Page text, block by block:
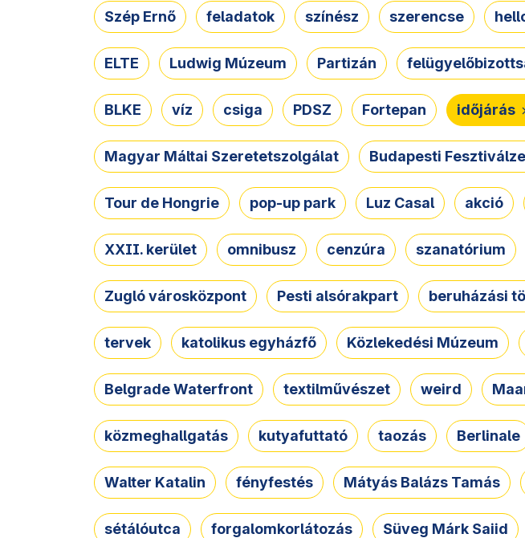
Szép Ernő feladatok színész szerencse
ELTE Ludwig Múzeum Partizán
BLKE víz csiga PDSZ Fortepan időjárás
Magyar Máltai Szeretetszolgálat Budapesti
Tour de Hongrie pop-up park Luz Casal akció
XXII. kerület omnibusz cenzúra szanatórium
Zugló városközpont Pesti alsórakpart beruházási
tervek katolikus egyházfő Közlekedési Múzeum
Belgrade Waterfront textilművészet weird
közmeghallgatás kutyafuttató taozás Berlinale
Walter Katalin fényfestés Mátyás Balázs Tamás
sétálóutca forgalomkorlátozás Süveg Márk Saiid